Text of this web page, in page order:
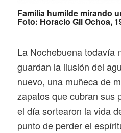
Familia humilde mirando
Foto: Horacio Gil Ochoa,
La Nochebuena todavía
guardan la ilusión del
nuevo, una muñeca de
zapatos que cubran sus
el día sortearon la vida
punto de perder el